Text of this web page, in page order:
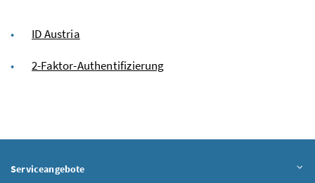
ID Austria
2-Faktor-Authentifizierung
Serviceangebote